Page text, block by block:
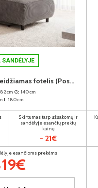
SANDĖLYJE
PIXI-2R (I gr.) išskleidžiamas fotelis (Poso-120) D
82cm G: 140cm
I: 180cm
Skirtumas tarp užsakomų ir
sandėlyje esančių prekių
kainų
- 21€
esančioms prekėms